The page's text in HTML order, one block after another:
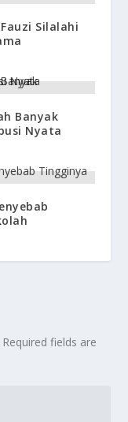
Silalahi
Banyak
Nyata
Required fields are